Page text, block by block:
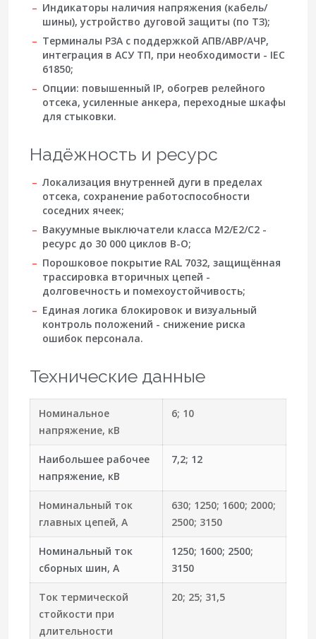
Индикаторы наличия напряжения (кабель/
шины), устройство дуговой защиты (по ТЗ);
Терминалы РЗА с поддержкой АПВ/АВР/АЧР,
интеграция в АСУ ТП, при необходимости - IEC
61850;
Опции: повышенный IP, обогрев релейного
отсека, усиленные анкера, переходные шкафы
для стыковки.
Надёжность и ресурс
Локализация внутренней дуги в пределах
отсека, сохранение работоспособности
соседних ячеек;
Вакуумные выключатели класса M2/E2/C2 -
ресурс до 30 000 циклов В-О;
Порошковое покрытие RAL 7032, защищённая
трассировка вторичных цепей -
долговечность и помехоустойчивость;
Единая логика блокировок и визуальный
контроль положений - снижение риска
ошибок персонала.
Технические данные
Номинальное
напряжение, кВ
6; 10
Наибольшее рабочее
напряжение, кВ
7,2; 12
Номинальный ток
главных цепей, А
630; 1250; 1600; 2000;
2500; 3150
Номинальный ток
сборных шин, А
1250; 1600; 2500;
3150
Ток термической
стойкости при
длительности
20; 25; 31,5